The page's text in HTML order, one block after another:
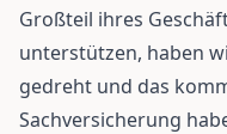
Großteil ihres
unterstützen, haben
gedreht und das
Sachversicherung